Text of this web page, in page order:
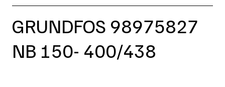
GRUNDFOS 98975827
NB 150- 400/438